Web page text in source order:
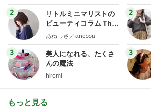
2
リトルミニマリストの
ビューティコラム The
little minimalist's bea
あねっさ／anessa
3
美人になれる、たくさ
んの魔法
hiromi
2
3
もっと見る